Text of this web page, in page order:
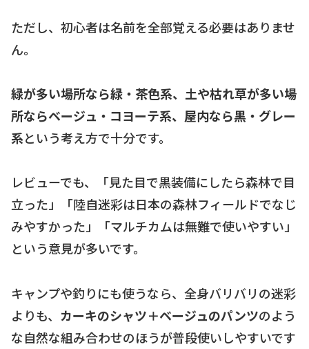
ただし、初心者は名前を全部覚える必要はありませ
ん。
緑が多い場所なら緑・茶色系、土や枯れ草が多い場
所ならベージュ・コヨーテ系、屋内なら黒・グレー
系という考え方で十分です。
レビューでも、「見た目で黒装備にしたら森林で目
立った」「陸自迷彩は日本の森林フィールドでなじ
みやすかった」「マルチカムは無難で使いやすい」
という意見が多いです。
キャンプや釣りにも使うなら、全身バリバリの迷彩
よりも、 カーキのシャツ＋ベージュのパンツのよう
な自然な組み合わせのほうが普段使いしやすいです